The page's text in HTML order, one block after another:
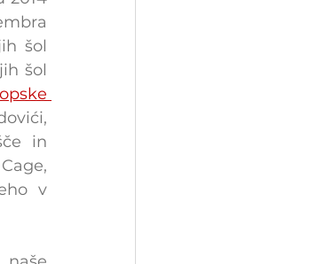
šol
šol
in
v